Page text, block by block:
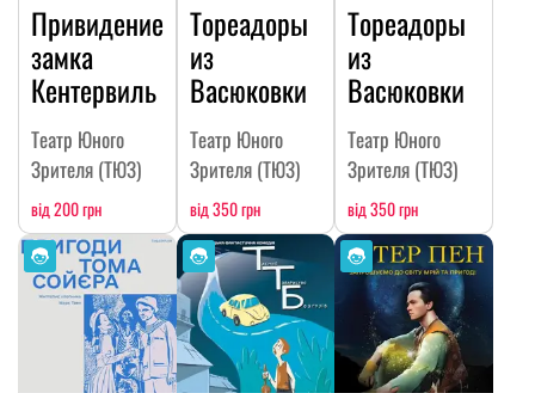
Привидение
замка
Кентервиль
Театр Юного
Зрителя (ТЮЗ)
від 200 грн
Тореадоры
из
Васюковки
Театр Юного
Зрителя (ТЮЗ)
від 350 грн
Тореадоры
из
Васюковки
Театр Юного
Зрителя (ТЮЗ)
від 350 грн